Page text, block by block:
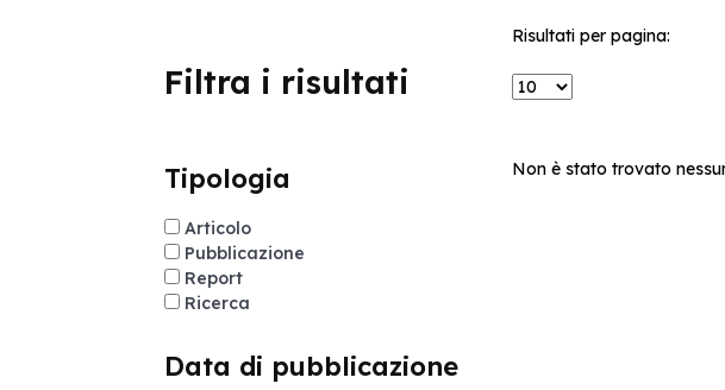
Filtra i risultati
Tipologia
Articolo
Pubblicazione
Report
Ricerca
Data di pubblicazione
Risultati per pagina:
Non è stato trovato